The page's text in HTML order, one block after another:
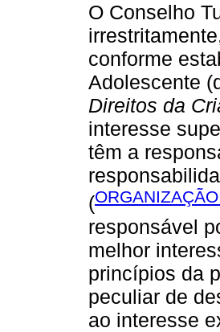
O Conselho
conforme
Adolescente
Direitos da
interesse
têm a
(
responsável
melhor
princípios da
peculiar de
ao interesse